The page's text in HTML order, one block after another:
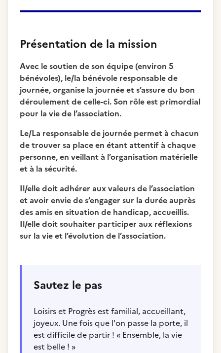
Présentation de la mission
Avec le soutien de son équipe (environ 5
bénévoles), le/la bénévole responsable de
journée, organise la journée et s’assure du bon
déroulement de celle-ci. Son rôle est primordial
pour la vie de l’association.
Le/La responsable de journée permet à chacun
de trouver sa place en étant attentif à chaque
personne, en veillant à l’organisation matérielle
et à la sécurité.
Il/elle doit adhérer aux valeurs de l’association
et avoir envie de s’engager sur la durée auprès
des amis en situation de handicap, accueillis.
Il/elle doit souhaiter participer aux réflexions
sur la vie et l’évolution de l’association.
Sautez le pas
Loisirs et Progrès est familial, accueillant,
joyeux. Une fois que l'on passe la porte, il
est difficile de partir ! « Ensemble, la vie
est belle ! »